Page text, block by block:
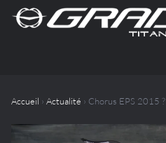
Accueil › Actualité › Chorus EPS 2015 ?